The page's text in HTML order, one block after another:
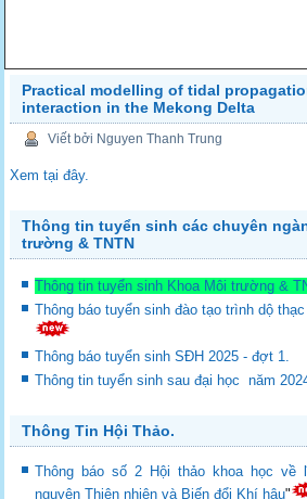
Practical modelling of tidal
interaction in the Mekong Delta
Viết bởi Nguyen Thanh Trung
Xem tại đây.
Thông tin tuyển sinh các chuyên
trường & TNTN
Thông tin tuyển sinh Khoa Môi trường &
Thông báo tuyển sinh đào tạo trình dộ
Thông báo tuyển sinh SĐH 2025 - đợt 1.
Thông tin tuyển sinh sau đại học năm
Thông Tin Hội Thảo.
Thông báo số 2 Hội thảo khoa học về
nguyên Thiên nhiên và Biến đổi Khí hậu"